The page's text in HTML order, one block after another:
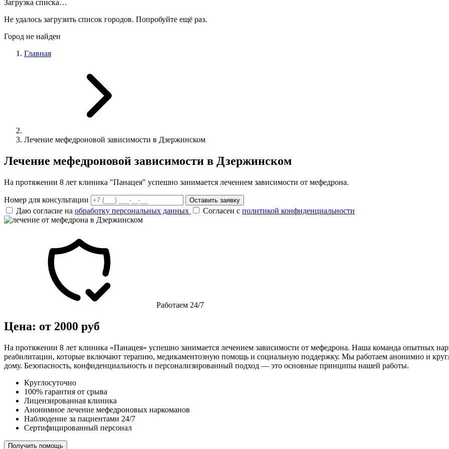
Загрузка списка…
Не удалось загрузить список городов. Попробуйте ещё раз.
Город не найден
Главная
Лечение мефедроновой зависимости в Дзержинском
Лечение мефедроновой зависимости в Дзержинском
На протяжении 8 лет клиника "Панацея" успешно занимается лечением зависимости от мефедрона.
Номер для консультации Оставить заявку
Даю согласие на обработку персональных данных Согласен с политикой конфиденциальности
Работаем 24/7
Цена: от 2000 руб
На протяжении 8 лет клиника «Панацея» успешно занимается лечением зависимости от мефедрона. Наша команда опытных
реабилитации, которые включают терапию, медикаментозную помощь и социальную поддержку. Мы работаем анонимно и
дому. Безопасность, конфиденциальность и персонализированный подход — это основные принципы нашей работы.
Круглосуточно
100% гарантия от срыва
Лицензированная клиника
Анонимное лечение мефедроновых наркоманов
Наблюдение за пациентами 24/7
Сертифицированный персонал
Получить помощь